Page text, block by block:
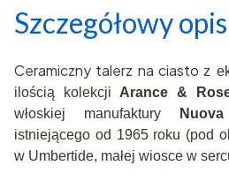
Szczegółowy
Ceramiczny talerz na ciastoz
ilością kolekcji Arance &
włoskiej manufaktury
istniejącego od 1965 roku (pod
w Umbertide, małej wiosce w